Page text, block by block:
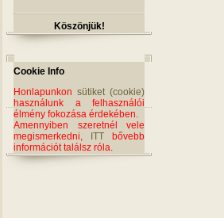
Köszönjük!
Cookie Info
Honlapunkon sütiket (cookie)
használunk a felhasználói
élmény fokozása érdekében.
Amennyiben szeretnél vele
megismerkedni,
ITT bővebb
információt találsz róla.